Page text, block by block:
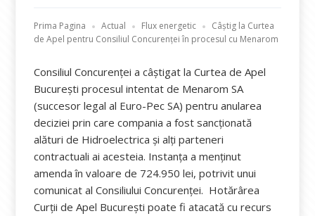
Prima Pagina Actual Flux energetic
Câștig la Curtea
de Apel pentru Consiliul Concurenței în procesul cu Menarom
Consiliul Concurenţei a câştigat la Curtea de Apel
Bucureşti procesul intentat de Menarom SA
(succesor legal al Euro-Pec SA) pentru anularea
deciziei prin care compania a fost sancţionată
alături de Hidroelectrica şi alţi parteneri
contractuali ai acesteia. Instanţa a menţinut
amenda în valoare de 724.950 lei, potrivit unui
comunicat al Consiliului Concurenţei. Hotărârea
Curţii de Apel Bucureşti poate fi atacată cu recurs